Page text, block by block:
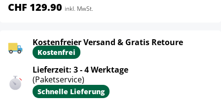
CHF 129.90 inkl. MwSt.
Kostenfreier Versand & Gratis Retoure
Kostenfrei
Lieferzeit: 3 - 4 Werktage
(Paketservice)
Schnelle Lieferung